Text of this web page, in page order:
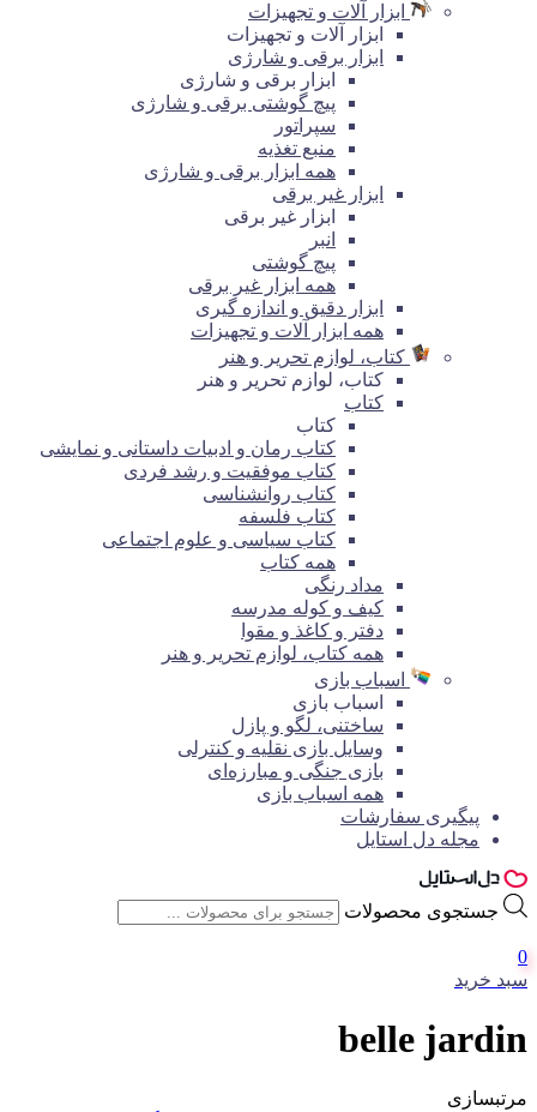
ابزار آلات و تجهیزات
ابزار آلات و تجهیزات
ابزار برقی و شارژی
ابزار برقی و شارژی
پیچ گوشتی برقی و شارژی
سپراتور
منبع تغذیه
همه ابزار برقی و شارژی
ابزار غیر برقی
ابزار غیر برقی
انبر
پیچ گوشتی
همه ابزار غیر برقی
ابزار دقیق و اندازه گیری
همه ابزار آلات و تجهیزات
کتاب، لوازم تحریر و هنر
کتاب، لوازم تحریر و هنر
کتاب
کتاب
کتاب رمان و ادبیات داستانی و نمایشی
کتاب موفقیت و رشد فردی
کتاب روانشناسی
کتاب فلسفه
کتاب سیاسی و علوم اجتماعی
همه کتاب
مداد رنگی
کیف و کوله مدرسه
دفتر و کاغذ و مقوا
همه کتاب، لوازم تحریر و هنر
اسباب بازی
اسباب بازی
ساختنی، لگو و پازل
وسایل بازی نقلیه و کنترلی
بازی جنگی و مبارزه‌ای
همه اسباب بازی
پیگیری سفارشات
مجله دل استایل
جستجوی محصولات
0
سبد خرید
belle jardin
مرتبسازی